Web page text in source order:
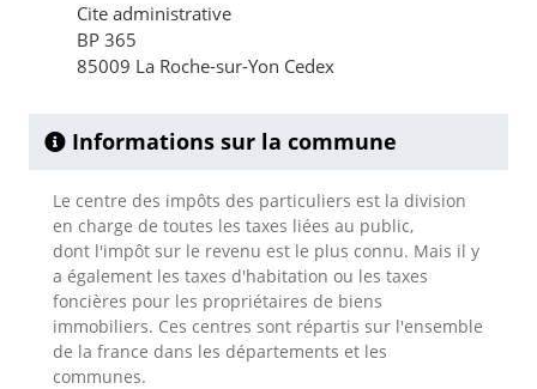
Cite administrative
BP 365
85009 La Roche-sur-Yon Cedex
Informations sur la commune
Le centre des impôts des particuliers est la division
en charge de toutes les taxes liées au public,
dont l'impôt sur le revenu est le plus connu. Mais il y
a également les taxes d'habitation ou les taxes
foncières pour les propriétaires de biens
immobiliers. Ces centres sont répartis sur l'ensemble
de la france dans les départements et les
communes.